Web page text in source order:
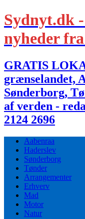
Sydnyt.dk
nyheder
GRATIS
grænselandet,
Sønderborg,
af verden -
2124 2696
Aabenraa
Haderslev
Sønderborg
Tønder
Arrangementer
Erhverv
Mad
Motor
Natur